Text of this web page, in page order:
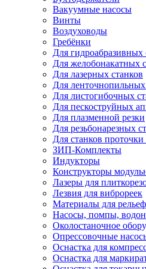
Вакуумные насосы
Винты
Воздуховоды
Гребёнки
Для
Для желобонакатных
Для лазерных станков
Для ленточнопильных
Для листогибочных
Для пескоструйных
Для плазменной резки
Для резьбонарезных
Для станков
ЗИП-Комплекты
Индукторы
Конструкторы
Лазеры для
Лезвия для виброреек
Материалы для
Насосы, помпы,
Околостаночное
Опрессовочные
Оснастка для
Оснастка для